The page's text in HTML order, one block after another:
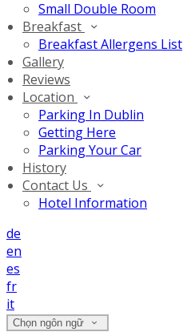
Small Double Room
Breakfast
Breakfast Allergens List
Gallery
Reviews
Location
Parking In Dublin
Getting Here
Parking Your Car
History
Contact Us
Hotel Information
de
en
es
fr
it
Chọn ngôn ngữ